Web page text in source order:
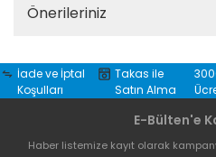
Önerileriniz
İade ve İptal
Koşulları
Takas ile
Satın Alma
E-Bülten'e
Haber listemize kayıt olarak